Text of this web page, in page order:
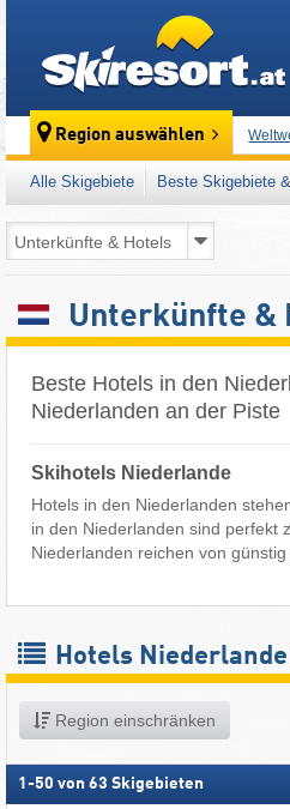
Region auswählen
Alle Skigebiete Beste Skigebiete
Unterkünfte &
Beste Hotels in den
Niederlanden an der Piste
Skihotels Niederlande
Hotels in den Niederlanden
in den Niederlanden sind perfekt
Niederlanden reichen von
Hotels
Region einschränken
1 -50 von 63 Skigebieten